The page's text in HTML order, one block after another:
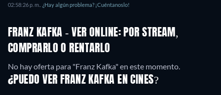
02:58:26 p. m.
¿Hay algún problema? ¡Cuéntanoslo!
FRANZ KAFKA - VER ONLINE: POR STREAM,
COMPRARLO O RENTARLO
No hay oferta para "Franz Kafka" en este momento.
¿PUEDO VER FRANZ KAFKA EN CINES?